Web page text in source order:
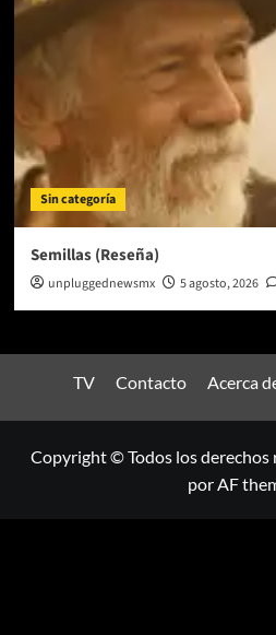
Sin categoría
Semillas (Reseña)
unpluggednewsmx 5 agosto, 2026
TV Contacto Acerca
Copyright © Todos los derechos
por AF